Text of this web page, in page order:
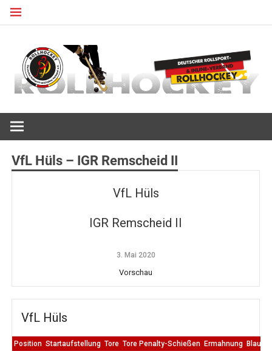
Zum
VfL Hüls – IGR Remscheid II
VfL Hüls
IGR Remscheid II
3. Mai 2020
Vorschau
VfL Hüls
Position Startaufstellung Tore Tore Penalty-Schießen Ermahnung Blaue